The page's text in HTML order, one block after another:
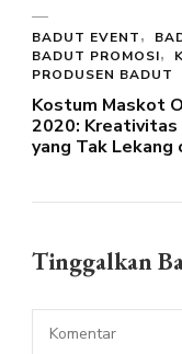
BADUT EVENT
BADUT PROMOSI
PRODUSEN BADUT
Kostum Maskot
2020: Kreativitas
yang Tak
Tinggalkan